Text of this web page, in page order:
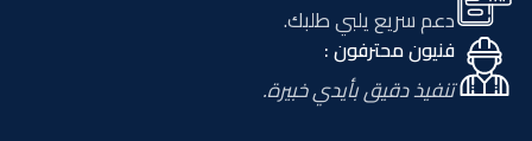
دعم سريع يلبي طلبك.
فنيون محترفون :
تنفيذ دقيق بأيدي خبيرة.